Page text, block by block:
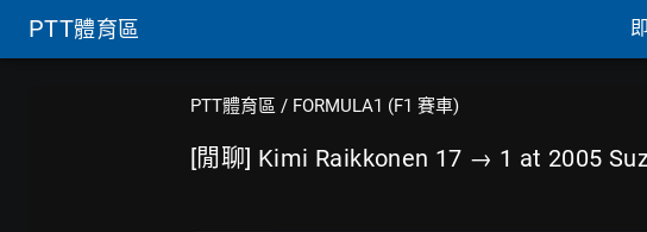
PTT體育區
PTT體育區 / FORMULA1 (F1 賽車)
[閒聊] Kimi Raikkonen 17 → 1 at 2005